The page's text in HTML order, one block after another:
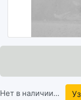
Нет в наличии...